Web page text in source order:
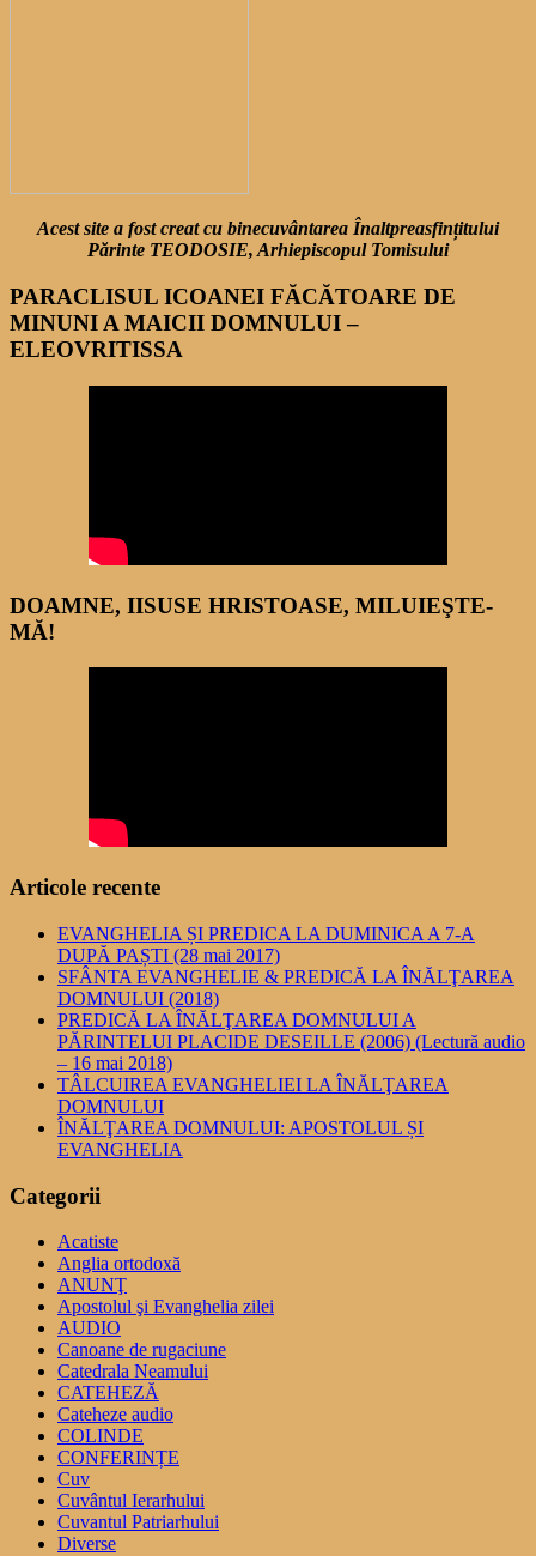
Acest site a fost creat cu binecuvântarea Înaltpreasfințitului
Părinte TEODOSIE, Arhiepiscopul Tomisului
PARACLISUL ICOANEI FĂCĂTOARE DE
MINUNI A MAICII DOMNULUI –
ELEOVRITISSA
DOAMNE, IISUSE HRISTOASE, MILUIEŞTE-
MĂ!
Articole recente
EVANGHELIA ȘI PREDICA LA DUMINICA A 7-A
DUPĂ PAȘTI (28 mai 2017)
SFÂNTA EVANGHELIE & PREDICĂ LA ÎNĂLŢAREA
DOMNULUI (2018)
PREDICĂ LA ÎNĂLŢAREA DOMNULUI A
PĂRINTELUI PLACIDE DESEILLE (2006) (Lectură audio
– 16 mai 2018)
TÂLCUIREA EVANGHELIEI LA ÎNĂLŢAREA
DOMNULUI
ÎNĂLŢAREA DOMNULUI: APOSTOLUL ȘI
EVANGHELIA
Categorii
Acatiste
Anglia ortodoxă
ANUNŢ
Apostolul şi Evanghelia zilei
AUDIO
Canoane de rugaciune
Catedrala Neamului
CATEHEZĂ
Cateheze audio
COLINDE
CONFERINȚE
Cuv
Cuvântul Ierarhului
Cuvantul Patriarhului
Diverse